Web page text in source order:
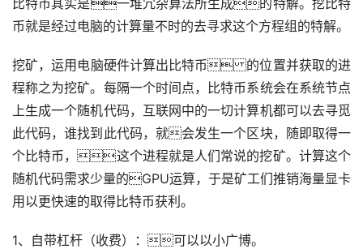
币就是经过电脑的计算量不时的去寻求这个方程组的特解。
挖矿，运用电脑硬件计算出比特币 的位置并获取的进
程称之为挖矿。每隔一个时间点，比特币系统会在系统节点
上生成一个随机代码，互联网中的一切计算机都可以去寻觅
此代码，谁找到此代码，就会发生一个区块，随即取得一
个比特币，这个进程就是人们常说的挖矿。计算这个
随机代码需求少量的GPU运算，于是矿工们推销海量显卡
用以更快速的取得比特币获利。
1、自带杠杆 （收费）：可以以小广博。